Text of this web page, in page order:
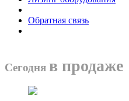
Обратная связь
Сегодня в продаже